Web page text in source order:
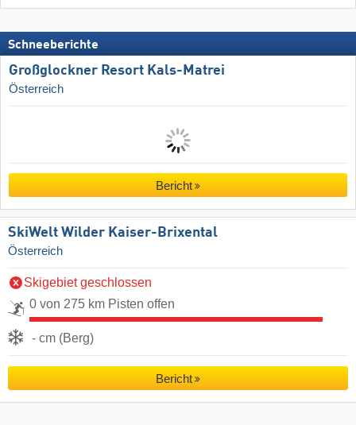
Schneeberichte
Großglockner Resort Kals-Matrei
Österreich
Bericht
SkiWelt Wilder Kaiser-Brixental
Österreich
Skigebiet geschlossen
0 von 275 km Pisten offen
- cm (Berg)
Bericht